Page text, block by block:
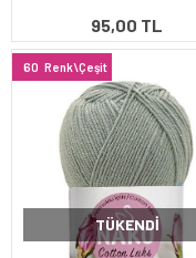
95,00 TL
60 Renk\Çeşit
TÜKENDI